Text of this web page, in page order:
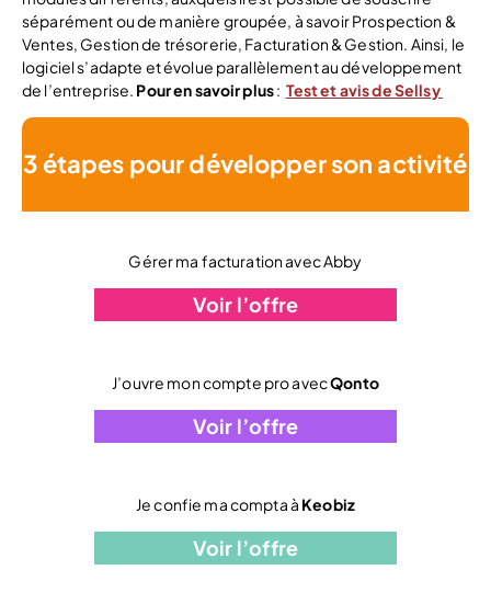
séparément ou de manière groupée, à savoir Prospection &
Ventes, Gestion de trésorerie, Facturation & Gestion. Ainsi, le
logiciel s’adapte et évolue parallèlement au développement
de l’entreprise. Pour en savoir plus: Test et avis de Sellsy
3 étapes pour développer son activité
Gérer ma facturation avec Abby
Voir l’offre
J’ouvre mon compte pro avecQonto
Voir l’offre
Je confie ma compta à Keobiz
Voir l’offre